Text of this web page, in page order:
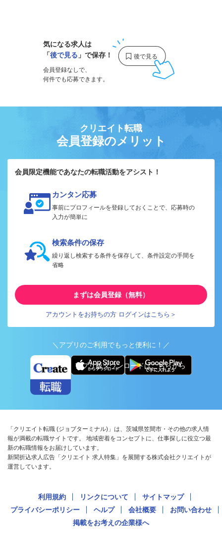
気になる求人は
「後で見る 」で保存！
会員登録なしで、
何件でも応募できます。
クリエイト転職
会員登録のメリット
会員限定機能であなたの転職活動をアシスト！
カンタン応募
事前にプロフィールを登録しておくことで、応募時の
入力が簡単に
検索条件の保存
繰り返し検索する条件を保存して、条件設定の手間を
省略
まずは会員登録（無料）
アカウントをお持ちの方 ログインはこちら＞
＼アプリのご利用でもっと便利に！／
アプリ版ダウンロードはこちらから
「クリエイト転職 (ジョブターミナル)」は、茨城県笠間市・その他の求人情
報が満載の転職サイトです。 地域密着をコンセプトに、仕事探しに役立つ最
新の転職情報をお届けしています。
新聞折込求人広告「クリエイト 求人特集」を展開する株式会社クリエイトが
運営しています。
利用規約 リンクについて
サイトマップ
プライバシーポリシー
ヘルプ 会社概要
お問い合わせ
掲載をお考えの企業様へ